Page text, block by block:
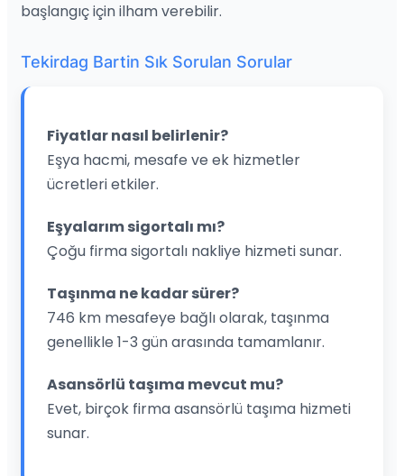
başlangıç için ilham verebilir.
Tekirdag Bartin Sık Sorulan Sorular
Fiyatlar nasıl belirlenir?
Eşya hacmi, mesafe ve ek hizmetler
ücretleri etkiler.
Eşyalarım sigortalı mı?
Çoğu firma sigortalı nakliye hizmeti sunar.
Taşınma ne kadar sürer?
746 km mesafeye bağlı olarak, taşınma
genellikle 1-3 gün arasında tamamlanır.
Asansörlü taşıma mevcut mu?
Evet, birçok firma asansörlü taşıma hizmeti
sunar.